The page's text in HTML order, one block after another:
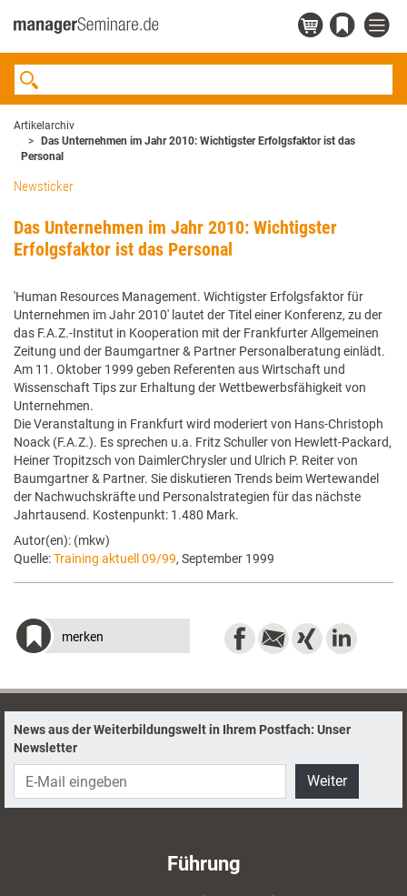
Artikelarchiv
Das Unternehmen im Jahr 2010: Wichtigster Erfolgsfaktor ist das
Personal
Newsticker
Das Unternehmen im Jahr 2010: Wichtigster
Erfolgsfaktor ist das Personal
'Human Resources Management. Wichtigster Erfolgsfaktor für
Unternehmen im Jahr 2010' lautet der Titel einer Konferenz, zu der
das F.A.Z.-Institut in Kooperation mit der Frankfurter Allgemeinen
Zeitung und der Baumgartner & Partner Personalberatung einlädt.
Am 11. Oktober 1999 geben Referenten aus Wirtschaft und
Wissenschaft Tips zur Erhaltung der Wettbewerbsfähigkeit von
Unternehmen.
Die Veranstaltung in Frankfurt wird moderiert von Hans-Christoph
Noack (F.A.Z.). Es sprechen u.a. Fritz Schuller von Hewlett-Packard,
Heiner Tropitzsch von DaimlerChrysler und Ulrich P. Reiter von
Baumgartner & Partner. Sie diskutieren Trends beim Wertewandel
der Nachwuchskräfte und Personalstrategien für das nächste
Jahrtausend. Kostenpunkt: 1.480 Mark.
Autor(en): (mkw)
Quelle:Training aktuell 09/99, September 1999
merken
News aus der Weiterbildungswelt in Ihrem Postfach: Unser
Newsletter
Weiter
Führung